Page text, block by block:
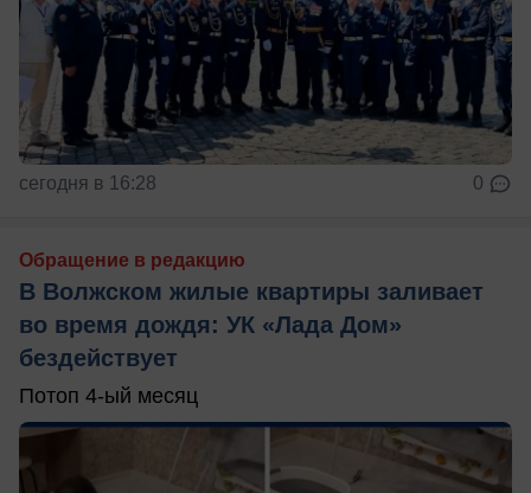
сегодня в 16:28 0
Обращение в редакцию
В Волжском жилые квартиры заливает
во время дождя: УК «Лада Дом»
бездействует
Потоп 4-ый месяц